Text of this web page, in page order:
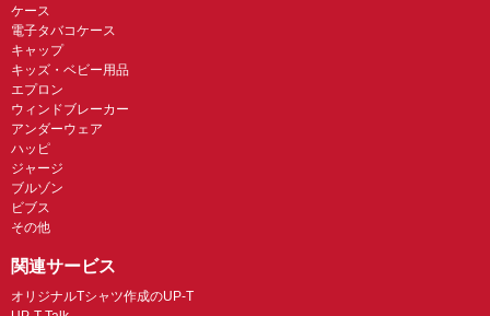
ケース
電子タバコケース
キャップ
キッズ・ベビー用品
エプロン
ウィンドブレーカー
アンダーウェア
ハッピ
ジャージ
ブルゾン
ビブス
その他
関連サービス
オリジナルTシャツ作成のUP-T